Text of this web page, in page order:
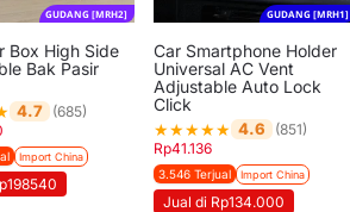
GUDANG [MRH2]
Box High Side
Bak Pasir
4.7
(685)
Import China
GUDANG [MRH1]
Car Smartphone Holder
Universal AC Vent
Adjustable Auto Lock
Click
★★★★★ 4.6
(851)
Rp41.136
3.546 Terjual Import China
Jual di Rp134.000